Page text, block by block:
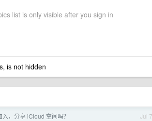
list is only visible after you sign in
is not hidden
Jul 7
，分享 iCloud 空间吗？